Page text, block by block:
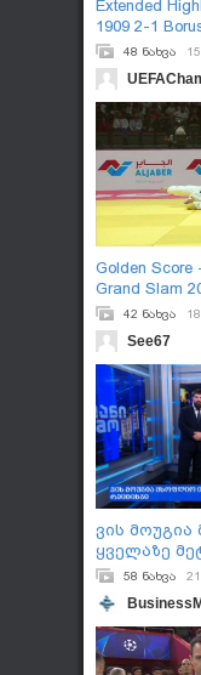
Extended
1909 2-1
48 ნახვა
Golden Score
Grand Slam
42 ნახვა
See67
ვის
ყველაზე
58 ნახვა